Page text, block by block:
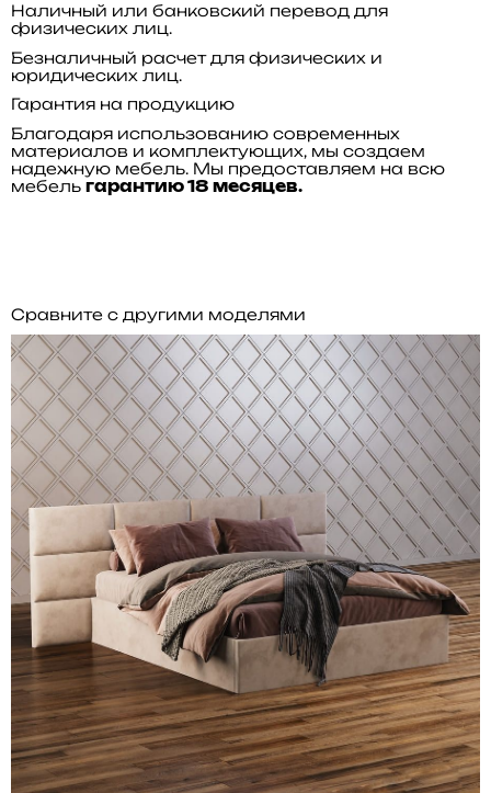
Наличный или банковский перевод для
физических лиц.
Безналичный расчет для физических и
юридических лиц.
Гарантия на продукцию
Благодаря использованию современных
материалов и комплектующих, мы создаем
надежную мебель. Мы предоставляем на всю
мебель гарантию 18 месяцев.
Сравните с другими моделями